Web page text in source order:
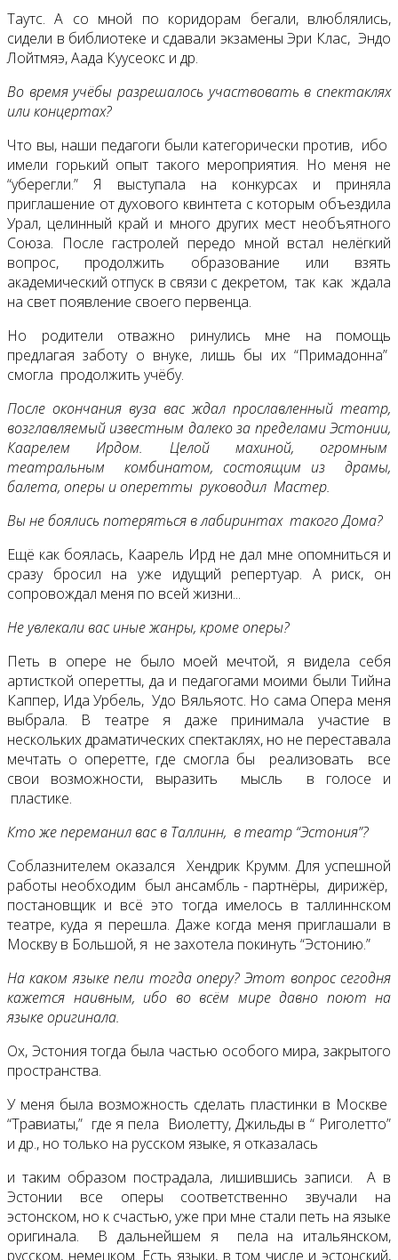
Таутс. А со мной по коридорам бегали, влюблялись,
сидели в библиотеке и сдавали экзамены Эри Клас, Эндо
Лойтмяэ, Аада Куусеокс и др.
Во время учёбы разрешалось участвовать в спектаклях
или концертах?
Что вы, наши педагоги были категорически против, ибо
имели горький опыт такого мероприятия. Но меня не
“уберегли.” Я выступала на конкурсах и приняла
приглашение от духового квинтета с которым объездила
Урал, целинный край и много других мест необъятного
Союза. После гастролей передо мной встал нелёгкий
вопрос, продолжить образование или взять
академический отпуск в связи с декретом, так как ждала
на свет появление своего первенца.
Но родители отважно ринулись мне на помощь
предлагая заботу о внуке, лишь бы их “Примадонна”
смогла продолжить учёбу.
После окончания вуза вас ждал прославленный театр,
возглавляемый известным далеко за пределами Эстонии,
Каарелем Ирдом. Целой махиной, огромным
театральным комбинатом, состоящим из драмы,
балета, оперы и оперетты руководил Мастер.
Вы не боялись потеряться в лабиринтах такого Дома?
Ещё как боялась, Каарель Ирд не дал мне опомниться и
сразу бросил на уже идущий репертуар. А риск, он
сопровождал меня по всей жизни...
Не увлекали вас иные жанры, кроме оперы?
Петь в опере не было моей мечтой, я видела себя
артисткой оперетты, да и педагогами моими были Тийна
Каппер, Ида Урбель, Удо Вяльяотс. Но сама Опера меня
выбрала. В театре я даже принимала участие в
нескольких драматических спектаклях, но не переставала
мечтать о оперетте, где смогла бы реализовать все
свои возможности, выразить мысль в голосе и
пластике.
Кто же переманил вас в Таллинн, в театр “Эстония”?
Соблазнителем оказался Хендрик Крумм. Для успешной
работы необходим был ансамбль - партнёры, дирижёр,
постановщик и всё это тогда имелось в таллиннском
театре, куда я перешла. Даже когда меня приглашали в
Москву в Большой, я не захотела покинуть “Эстонию.”
На каком языке пели тогда оперу? Этот вопрос сегодня
кажется наивным, ибо во всём мире давно поют на
языке оригинала.
Ох, Эстония тогда была частью особого мира, закрытого
пространства.
У меня была возможность сделать пластинки в Москве
“Травиаты,” где я пела Виолетту, Джильды в “ Риголетто”
и др., но только на русском языке, я отказалась
и таким образом пострадала, лишившись записи. А в
Эстонии все оперы соответственно звучали на
эстонском, но к счастью, уже при мне стали петь на языке
оригинала. В дальнейшем я пела на итальянском,
русском, немецком. Есть языки, в том числе и эстонский,